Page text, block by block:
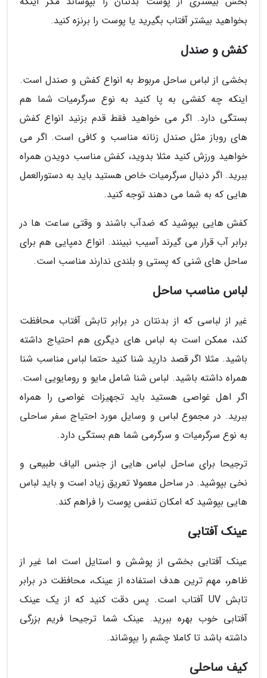
بخواهید بیشتر آفتاب بگیرید یا پوست را برنزه کنید.
کفش و صندل
بخشی از لباس ساحل مربوط به انواع کفش و صندل است.
اینکه چه کفشی به پا کنید به نوع سرگرمیات شما هم
بستگی دارد. اگر می خواهید فقط قدم بزنید انواع کفش
های روباز مثل صندل زنانه مناسب و کافی است. اگر می
خواهید ورزش کنید مثلا بدوید، کفش مناسب دویدن همراه
ببرید. اگر دنبال سرگرمیات خاص هستید باید به دستورالعمل
هایی که به شما می دهند توجه کنید.
کفش هایی بپوشید که ضدآب باشند و وقتی ساعت ها در
برابر آب قرار می گیرند آسیب نبینند. انواع دمپایی هم برای
ساحل های شنی که پستی و بلندی ندارند مناسب است.
لباس مناسب ساحل
غیر از لباسی که از بدنتان در برابر تابش آفتاب محافظت
کند، ممکن است به لباس های دیگری هم احتیاج داشته
باشید. مثلا اگر قصد دارید شنا کنید حتما لباس مناسب شنا
همراه داشته باشید. لباس شنا شامل مایو و رومایویی است.
اگر اهل غواصی هستید باید تجهیزات غواصی را همراه
ببرید. در مجموع لباس و وسایل مورد احتیاج سفر ساحلی
به نوع سرگرمیات و سرگرمی شما هم بستگی دارد.
ترجیحا برای ساحل لباس هایی از جنس الیاف طبیعی و
نخی بپوشید. در ساحل معمولا تعریق زیاد است و باید لباس
هایی بپوشید که امکان تنفس پوست را فراهم کند.
عینک آفتابی
عینک آفتابی بخشی از پوشش و استایل است اما غیر از
ظاهر، مهم ترین هدف استفاده از عینک، محافظت در برابر
تابش UV آفتاب است. پس دقت کنید که از یک عینک
آفتابی خوب بهره ببرید. عینک شما ترجیحا فریم بزرگی
داشته باشد تا کاملا چشم را بپوشاند.
کیف ساحلی